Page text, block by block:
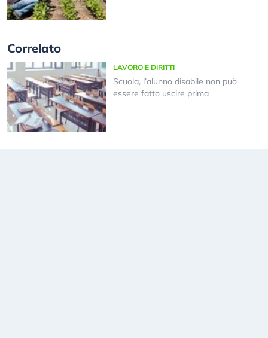
Correlato
LAVORO E DIRITTI
Scuola, l’alunno disabile non può
essere fatto uscire prima